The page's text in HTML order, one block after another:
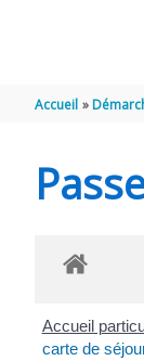
Accueil
Accueil
carte de